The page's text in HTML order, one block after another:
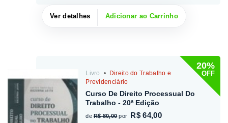
Ver detalhes Adicionar ao Carrinho
20%
OFF
Livro
Direito do Trabalho e
Previdenciário
Curso De Direito Processual Do
Trabalho - 20ª Edição
de R$ 80,00 por R$ 64,00